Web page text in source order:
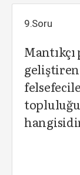
9.Soru